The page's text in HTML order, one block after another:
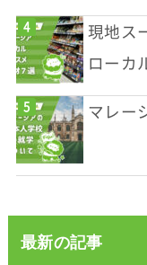
現地ス
ローカ
マレー
最新の記事